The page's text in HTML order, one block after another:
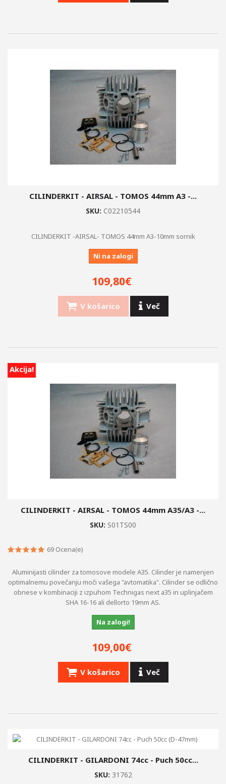
CILINDERKIT - AIRSAL - TOMOS 44mm A3 -...
SKU: C02210544
CILINDERKIT -AIRSAL- TOMOS 44mm A3-10mm sornik
Ni na zalogi
109,80€
V košarico Več
Akcija!
CILINDERKIT - AIRSAL - TOMOS 44mm A35/A3 -...
SKU: S01TS00
69 Ocena(e)
Aluminijasti cilinder za tomosove modele A35. Cilinder je namenjen
optimalnemu povečanju moči vašega "avtomatika". Cilinder se odlično
obnese v kombinaciji z izpuhom Technigas next a35 in uplinjačem
SHA 16-16 ali dellorto 19mm AS.
Na zalogi!
109,00€
V košarico Več
CILINDERKIT - GILARDONI 74cc - Puch 50cc...
SKU: 31762